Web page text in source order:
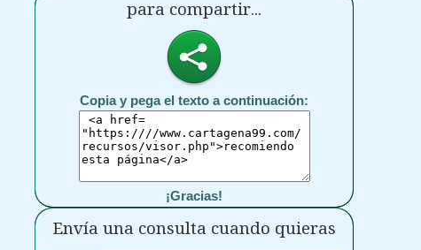
para compartir...
Copia y pega el texto a continuación:
¡Gracias!
Envía una consulta cuando quieras